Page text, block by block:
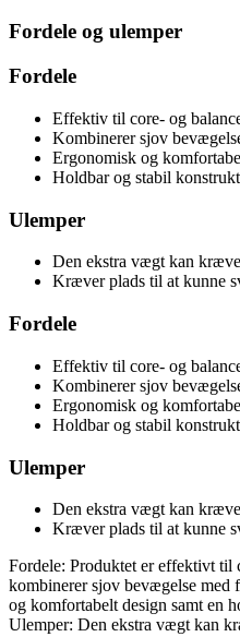
Fordele og ulemper
Fordele
Effektiv til core- og
Kombinerer sjov
Ergonomisk og
Holdbar og stabil
Ulemper
Den ekstra vægt kan
Kræver plads til at kunne
Fordele
Effektiv til core- og
Kombinerer sjov
Ergonomisk og
Holdbar og stabil
Ulemper
Den ekstra vægt kan
Kræver plads til at kunne
Fordele: Produktet er effektivt til
kombinerer sjov bevægelse med
og komfortabelt design samt en
Ulemper: Den ekstra vægt kan